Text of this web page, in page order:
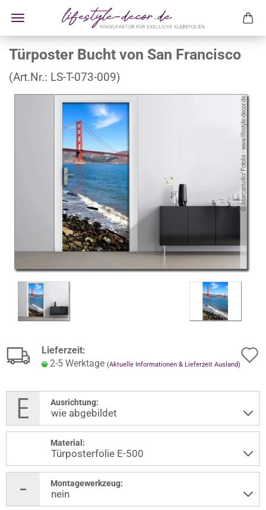
Türposter Bucht von San Francisco
(Art.Nr.: LS-T-073-009)
Lieferzeit:
2-5 Werktage (Aktuelle Informationen & Lieferzeit Ausland)
Ausrichtung:
Material:
Montagewerkzeug: